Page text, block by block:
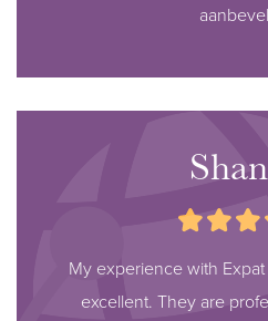
My experience with
excellent. They are